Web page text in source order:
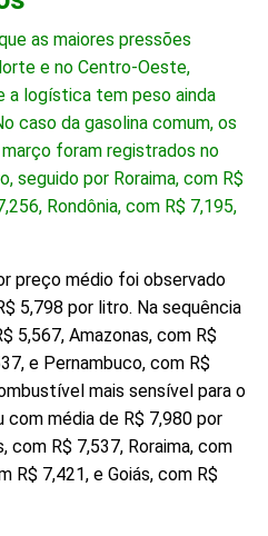
as maiores pressões
e no Centro-Oeste,
a logística tem peso ainda
caso da gasolina comum, os
foram registrados no
seguido por Roraima, com R$
Rondônia, com R$ 7,195,
preço médio foi observado
5,798 por litro. Na sequência
5,567, Amazonas, com R$
e Pernambuco, com R$
mais sensível para o
com média de R$ 7,980 por
com R$ 7,537, Roraima, com
R$ 7,421, e Goiás, com R$